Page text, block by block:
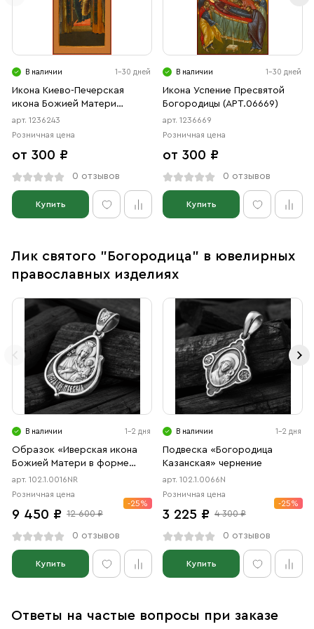
В наличии 1-30 дней
Икона Киево-Печерская
икона Божией Матери
(АРТ.06243)
арт. 1236243
Розничная цена
от 300 ₽
0 отзывов
Купить
В наличии 1-30 дней
Икона Успение Пресвятой
Богородицы (АРТ.06669)
арт. 1236669
Розничная цена
от 300 ₽
0 отзывов
Купить
Лик святого "Богородица" в ювелирных
православных изделиях
В наличии 1-2 дня
Образок «Иверская икона
Божией Матери в форме
цаты» чернение, родий
арт. 102.1.0016NR
Розничная цена
9 450 ₽ 12 600 ₽
-25%
0 отзывов
Купить
В наличии 1-2 дня
Подвеска «Богородица
Казанская» чернение
арт. 102.1.0066N
Розничная цена
3 225 ₽ 4 300 ₽
-25%
0 отзывов
Купить
Ответы на частые вопросы при заказе